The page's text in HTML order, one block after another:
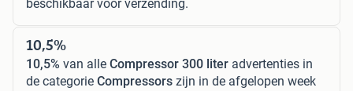
beschikbaar voor verzending.
10,5%
10,5% van alle Compressor 300 liter advertenties in
de categorie Compressors zijn in de afgelopen week